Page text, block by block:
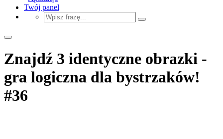
Twój panel
Znajdź 3 identyczne obrazki -
gra logiczna dla bystrzaków!
#36